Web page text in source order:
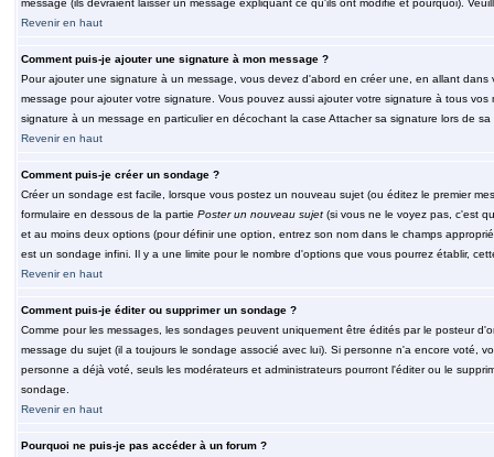
message (ils devraient laisser un message expliquant ce qu'ils ont modifié et pourquoi).
Revenir en haut
Comment puis-je ajouter une signature à mon message ?
Pour ajouter une signature à un message, vous devez d'abord en créer une, en allant
message pour ajouter votre signature. Vous pouvez aussi ajouter votre signature à tous
signature à un message en particulier en décochant la case Attacher sa signature lors de sa
Revenir en haut
Comment puis-je créer un sondage ?
Créer un sondage est facile, lorsque vous postez un nouveau sujet (ou éditez le premier
formulaire en dessous de la partie Poster un nouveau sujet(si vous ne le voyez pas, c'est
et au moins deux options (pour définir une option, entrez son nom dans le champs
est un sondage infini. Il y a une limite pour le nombre d'options que vous pourrez établir,
Revenir en haut
Comment puis-je éditer ou supprimer un sondage ?
Comme pour les messages, les sondages peuvent uniquement être édités par le posteur
message du sujet (il a toujours le sondage associé avec lui). Si personne n'a encore voté,
personne a déjà voté, seuls les modérateurs et administrateurs pourront l'éditer ou le
sondage.
Revenir en haut
Pourquoi ne puis-je pas accéder à un forum ?